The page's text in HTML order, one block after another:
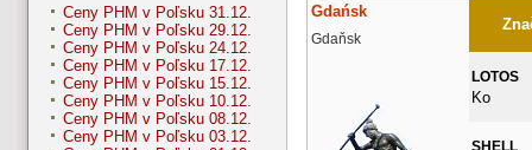
Ceny PHM v Poľsku 31.12.
Ceny PHM v Poľsku 29.12.
Ceny PHM v Poľsku 24.12.
Ceny PHM v Poľsku 17.12.
Ceny PHM v Poľsku 15.12.
Ceny PHM v Poľsku 10.12.
Ceny PHM v Poľsku 08.12.
Ceny PHM v Poľsku 03.12.
Gdańsk
Gdaňsk
LOTOS
Ko
SHELL